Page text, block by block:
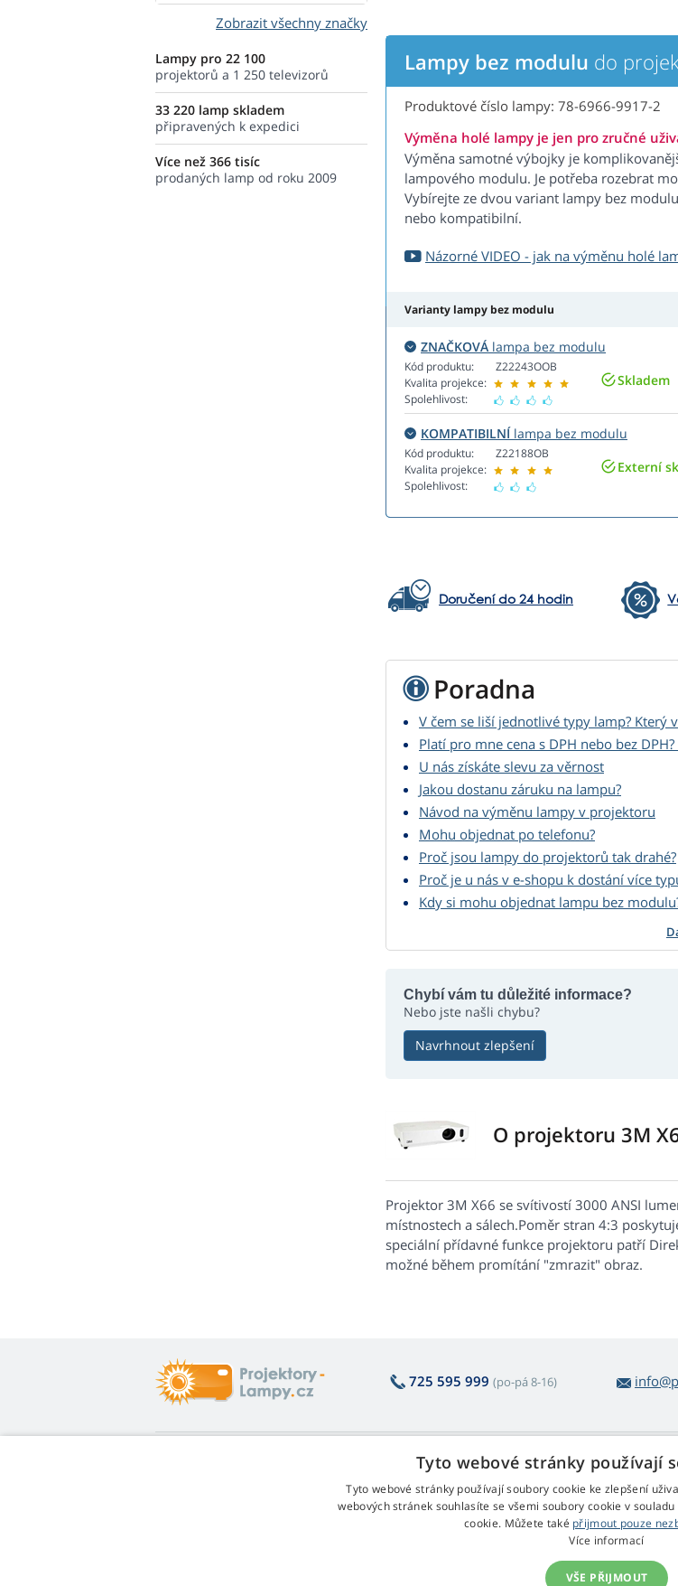
Lampy bez modulu do
Produktové číslo lampy: 78-6966-9917-2
Výměna holé lampy je jen pro zručné
Výměna samotné výbojky je
lampového modulu. Je potřeba rozebrat
Vybírejte ze dvou variant lampy bez
nebo kompatibilní.
Názorné VIDEO - jak na výměnu holé
Varianty lampy bez modulu
ZNAČKOVÁ lampa bez modulu
Kód produktu:
Kvalita projekce:
Spolehlivost:
Z22243OOB
Skladem
KOMPATIBILNÍlampa bez modulu
Kód produktu:
Kvalita projekce:
Spolehlivost:
Z22188OB
Externí
Doručení do 24 hodin
Poradna
V čem se liší jednotlivé typy lamp? Který
Platí pro mne cena s DPH nebo bez
U nás získáte slevu za věrnost
Jakou dostanu záruku na lampu?
Návod na výměnu lampy v projektoru
Mohu objednat po telefonu?
Proč jsou lampy do projektorů tak drahé?
Proč je u nás v e-shopu k dostání více
Kdy si mohu objednat lampu bez
Chybí vám tu důležité informace?
Nebo jste našli chybu?
Navrhnout zlepšení
O projektoru 3M
Projektor 3M X66 se svítivostí 3000 ANSI
místnostech a sálech.Poměr stran 4:3
speciální přídavné funkce projektoru patří
možné během promítání "zmrazit" obraz.
Zobrazit všechny značky
Lampy pro 22 100
projektorů a 1 250 televizorů
33 220 lamp skladem
připravených k expedici
Více než 366 tisíc
prodaných lamp od roku 2009
725 595 999 (po-pá 8-16)
O nákupu lamp
Vrácení a reklamace
Formulář pro odstoupení
Obchodní podmínky
Web
Kontakt
Tyto webové stránky používají
Tyto webové stránky používají soubory cookie ke zlepšení
webových stránek souhlasíte se všemi soubory cookie v
cookie. Můžete také přijmout pouze
Více informací
VŠE PŘIJMOUT